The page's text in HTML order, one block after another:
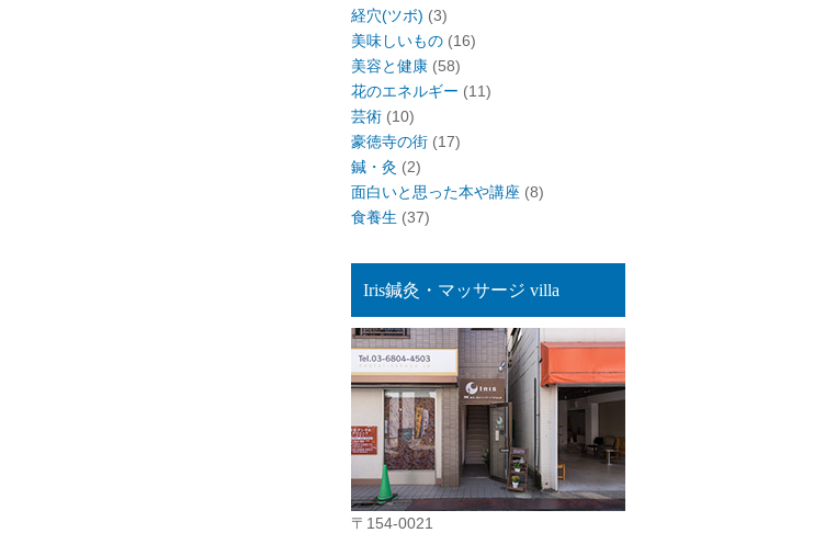
経穴(ツボ) (3)
美味しいもの (16)
美容と健康 (58)
花のエネルギー (11)
芸術 (10)
豪徳寺の街 (17)
鍼・灸 (2)
面白いと思った本や講座 (8)
食養生 (37)
Iris鍼灸・マッサージ villa
〒154-0021